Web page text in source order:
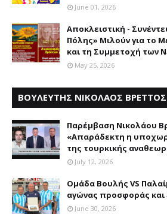
June 01, 2026
Αποκλειστική -
Πόλης» Μιλούν για το
και τη Συμμετοχή των
May 25, 2026
ΒΟΥΛΕΥΤΗΣ ΝΙΚΟΛΑΟΣ ΒΡΕΤΤΟΣ
Παρέμβαση Nικολάου
«Aπαράδεκτη η
της τουρκικής
July 12, 2026
Ομάδα Βουλής VS
αγώνας προσφοράς και
June 30, 2026